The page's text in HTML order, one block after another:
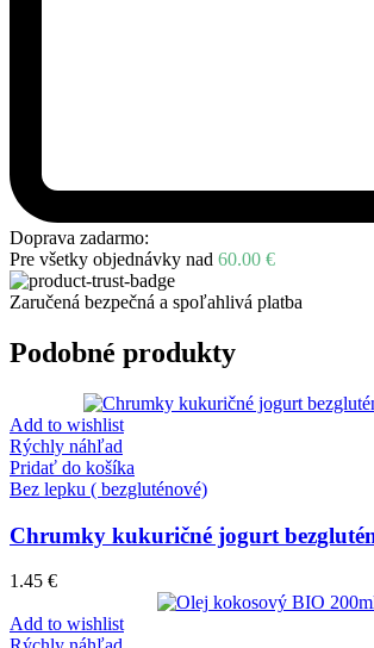
Doprava zadarmo:
Pre všetky objednávky nad 60.00 €
Zaručená bezpečná a spoľahlivá platba
Podobné produkty
Add to wishlist
Rýchly náhľad
Pridať do košíka
Bez lepku ( bezgluténové)
Chrumky kukuričné jogurt
1.45 €
Add to wishlist